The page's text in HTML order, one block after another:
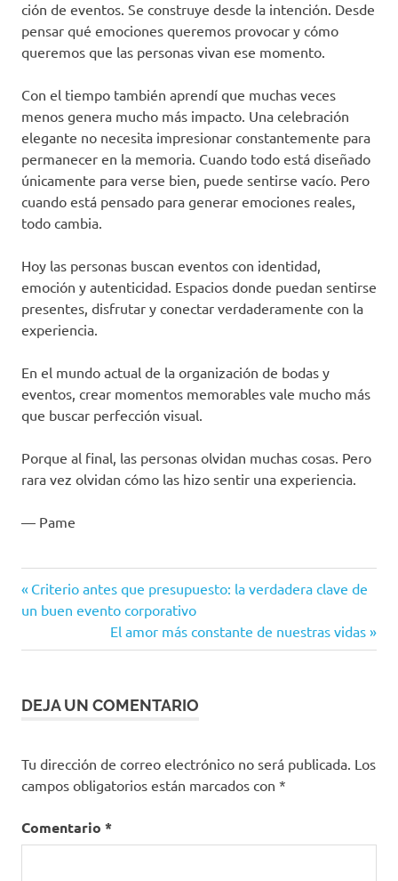
ción de eventos. Se construye desde la intención. Desde
pensar qué emociones queremos provocar y cómo
queremos que las personas vivan ese momento.
Con el tiempo también aprendí que muchas veces
menos genera mucho más impacto. Una celebración
elegante no necesita impresionar constantemente para
permanecer en la memoria. Cuando todo está diseñado
únicamente para verse bien, puede sentirse vacío. Pero
cuando está pensado para generar emociones reales,
todo cambia.
Hoy las personas buscan eventos con identidad,
emoción y autenticidad. Espacios donde puedan sentirse
presentes, disfrutar y conectar verdaderamente con la
experiencia.
En el mundo actual de la organización de bodas y
eventos, crear momentos memorables vale mucho más
que buscar perfección visual.
Porque al final, las personas olvidan muchas cosas. Pero
rara vez olvidan cómo las hizo sentir una experiencia.
— Pame
Navegación
Entrada
anterior:
Criterio antes que presupuesto: la verdadera clave de
un buen evento corporativo
Siguiente
entrada:
El amor más constante de nuestras vidas
DEJA UN COMENTARIO
Tu dirección de correo electrónico no será publicada. Los
campos obligatorios están marcados con *
Comentario *